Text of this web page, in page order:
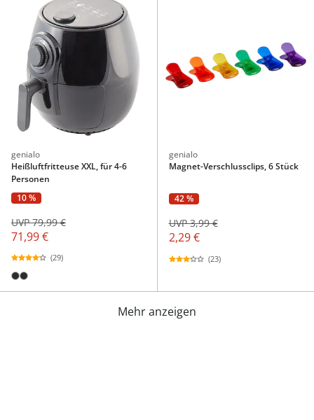
genialo
Heißluftfritteuse XXL, für 4-6
Personen
10 %
71,99 €
UVP 79,99 €
(29)
genialo
Magnet-Verschlussclips, 6 Stück
42 %
2,29 €
UVP 3,99 €
(23)
Mehr anzeigen